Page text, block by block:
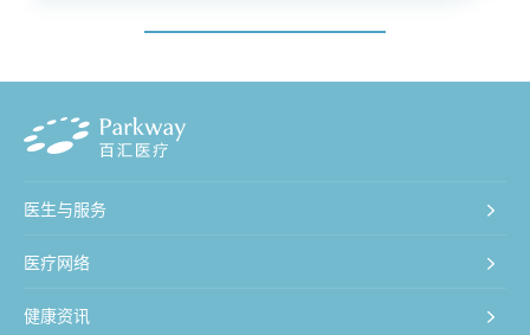
医生与服务
医疗网络
健康资讯